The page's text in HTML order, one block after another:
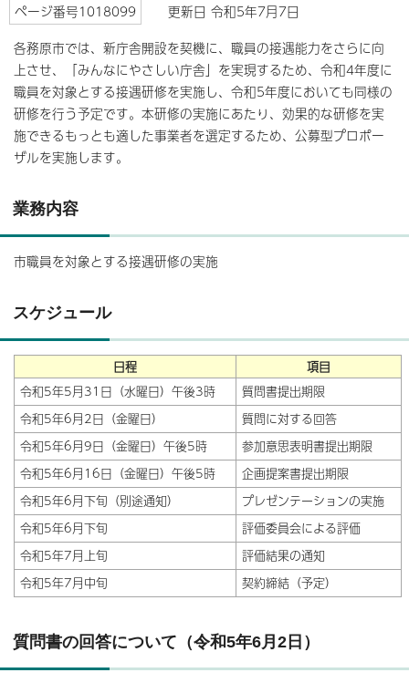
ページ番号1018099
更新日 令和5年7月7日
各務原市では、新庁舎開設を契機に、職員の接遇能力をさらに向
上させ、「みんなにやさしい庁舎」を実現するため、令和4年度に
職員を対象とする接遇研修を実施し、令和5年度においても同様の
研修を行う予定です。本研修の実施にあたり、効果的な研修を実
施できるもっとも適した事業者を選定するため、公募型プロポー
ザルを実施します。
業務内容
市職員を対象とする接遇研修の実施
スケジュール
日程
項目
令和5年5月31日（水曜日）午後3時
質問書提出期限
令和5年6月2日（金曜日）
質問に対する回答
令和5年6月9日（金曜日）午後5時
参加意思表明書提出期限
令和5年6月16日（金曜日）午後5時
企画提案書提出期限
令和5年6月下旬（別途通知）
プレゼンテーションの実施
令和5年6月下旬
評価委員会による評価
令和5年7月上旬
評価結果の通知
令和5年7月中旬
契約締結（予定）
質問書の回答について（令和5年6月2日）